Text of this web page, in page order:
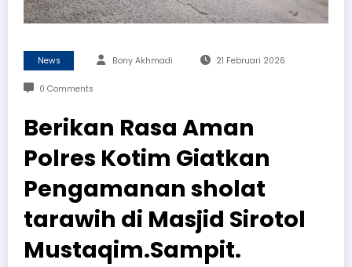
News Bony Akhmadi 21 Februari 2026
0 Comments
Berikan Rasa Aman
Polres Kotim Giatkan
Pengamanan sholat
tarawih di Masjid Sirotol
Mustaqim.Sampit.